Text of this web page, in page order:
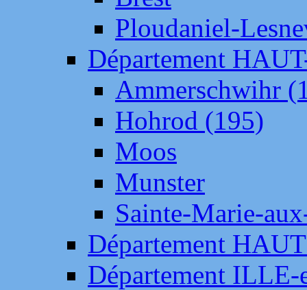
Ploudaniel-
Département
Ammerschwihr
Hohrod (195)
Moos
Munster
Sainte-Marie-
Département
Département